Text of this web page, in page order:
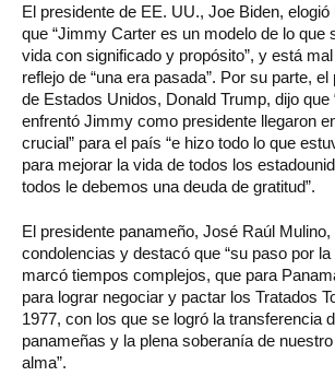
El presidente de EE. UU., Joe Biden, elogió
que “Jimmy Carter es un modelo de lo que
vida con significado y propósito”, y está
reflejo de “una era pasada”. Por su parte,
de Estados Unidos, Donald Trump, dijo que
enfrentó Jimmy como presidente llegaron
crucial” para el país “e hizo todo lo que
para mejorar la vida de todos los
todos le debemos una deuda de gratitud”.
El presidente panameño, José Raúl
condolencias y destacó que “su paso por
marcó tiempos complejos, que para
para lograr negociar y pactar los Tratados
1977, con los que se logró la transferencia
panameñas y la plena soberanía de
alma”.